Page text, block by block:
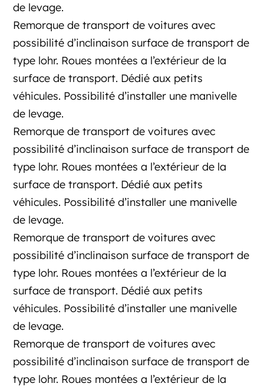
de levage.
Remorque de transport de voitures avec
possibilité d’inclinaison surface de transport de
type lohr. Roues montées a l’extérieur de la
surface de transport. Dédié aux petits
véhicules. Possibilité d’installer une manivelle
de levage.
Remorque de transport de voitures avec
possibilité d’inclinaison surface de transport de
type lohr. Roues montées a l’extérieur de la
surface de transport. Dédié aux petits
véhicules. Possibilité d’installer une manivelle
de levage.
Remorque de transport de voitures avec
possibilité d’inclinaison surface de transport de
type lohr. Roues montées a l’extérieur de la
surface de transport. Dédié aux petits
véhicules. Possibilité d’installer une manivelle
de levage.
Remorque de transport de voitures avec
possibilité d’inclinaison surface de transport de
type lohr. Roues montées a l’extérieur de la